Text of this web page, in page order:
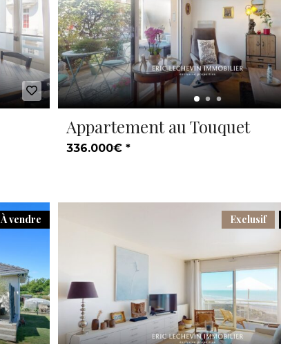
Appartement au Touquet
336.000€ *
À vendre Exclusif